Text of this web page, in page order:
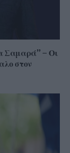
Σαμαρά” – Οι
στον